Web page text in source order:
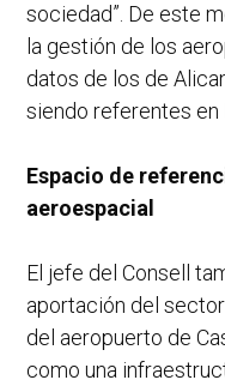
sociedad”. De este
la gestión de los
datos de los de
siendo referentes en
Espacio de
aeroespacial
El jefe del Consell
aportación del
del aeropuerto de
como una